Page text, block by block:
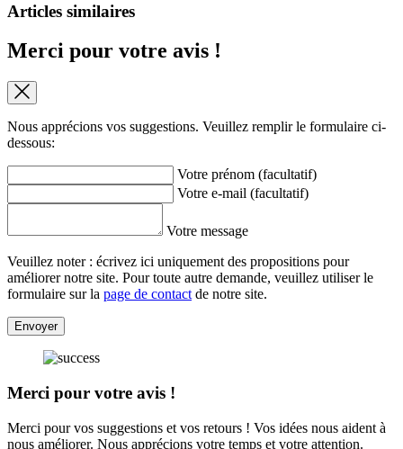
Articles similaires
Merci pour votre avis !
Nous apprécions vos suggestions. Veuillez remplir le formulaire ci-
dessous:
Votre prénom (facultatif)
Votre e-mail (facultatif)
Votre message
Veuillez noter : écrivez ici uniquement des propositions pour
améliorer notre site. Pour toute autre demande, veuillez utiliser le
formulaire sur la page de contact de notre site.
Envoyer
Merci pour votre avis !
Merci pour vos suggestions et vos retours ! Vos idées nous aident à
nous améliorer. Nous apprécions votre temps et votre attention.